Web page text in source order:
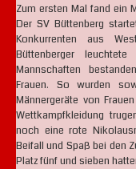
Zum ersten Mal fand ein
Der SV Büttenberg
Konkurrenten aus
Büttenberger
Mannschaften
Frauen. So wurden
Männergeräte von
Wettkampfkleidung
noch eine rote
Beifall und Spaß bei den
Platz fünf und sieben